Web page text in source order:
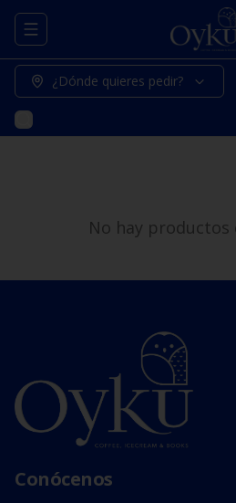
Abrir menu de navegación
¿Dónde quieres pedir?
No hay productos
Conócenos